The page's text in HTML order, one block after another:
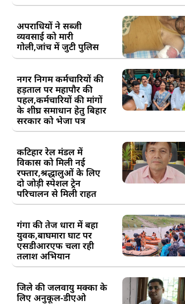
अपराधियों ने सब्जी
व्यवसाई को मारी
गोली,जांच में जुटी पुलिस
नगर निगम कर्मचारियों की
हड़ताल पर महापौर की
पहल,कर्मचारियों की मांगों
के शीघ्र समाधान हेतु बिहार
सरकार को भेजा पत्र
कटिहार रेल मंडल में
विकास को मिली नई
रफ्तार,श्रद्धालुओं के लिए
दो जोड़ी स्पेशल ट्रेन
परिचालन से मिली राहत
गंगा की तेज धारा में बहा
युवक,बाघमारा घाट पर
एसडीआरएफ चला रही
तलाश अभियान
जिले की जलवायु मक्का के
लिए अनुकूल-डीएओ